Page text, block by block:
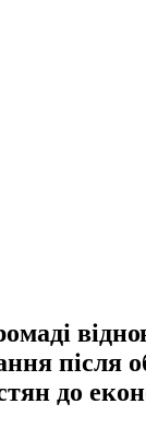
після
до